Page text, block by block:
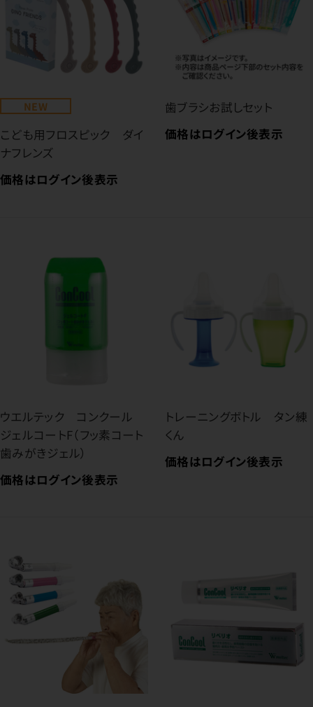
NEW
こども用フロスピック ダイ
ナフレンズ
価格はログイン後表示
歯ブラシお試しセット
価格はログイン後表示
ウエルテック コンクール
ジェルコートF（フッ素コート
歯みがきジェル）
価格はログイン後表示
トレーニングボトル タン練
くん
価格はログイン後表示